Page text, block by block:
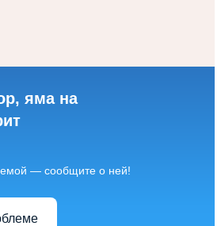
яма на
— сообщите о ней!